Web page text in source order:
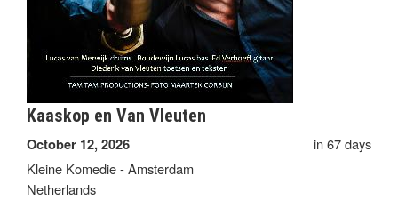
Kaaskop en Van Vleuten
October 12, 2026
in 67 days
Kleine Komedie - Amsterdam
Netherlands